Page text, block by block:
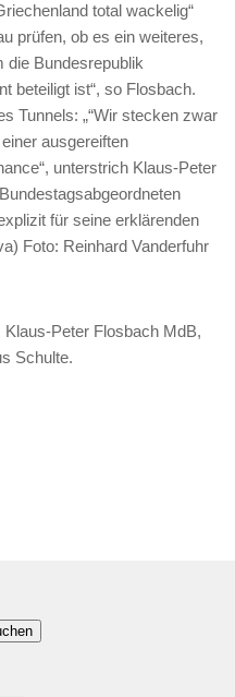
total wackelig“
prüfen, ob es ein weiteres,
die Bundesrepublik
beteiligt ist“, so Flosbach.
Tunnels: „“Wir stecken zwar
ausgereiften
unterstrich Klaus-Peter
für seine erklärenden
Foto: Reinhard Vanderfuhr
Peter Flosbach MdB,
Schulte.